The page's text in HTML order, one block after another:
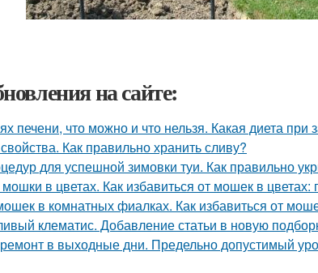
на сайте:
печени, что можно и что нельзя. Какая диета при
Как правильно хранить сливу?
для успешной зимовки туи. Как правильно
в цветах. Как избавиться от мошек в
в комнатных фиалках. Как избавиться от
клематис. Добавление статьи в новую
в выходные дни. Предельно допустимый